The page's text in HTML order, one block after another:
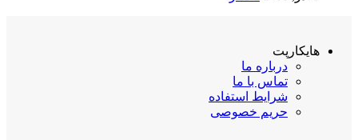
هایکارپت
درباره ما
تماس با ما
شرایط استفاده
حریم خصوصی